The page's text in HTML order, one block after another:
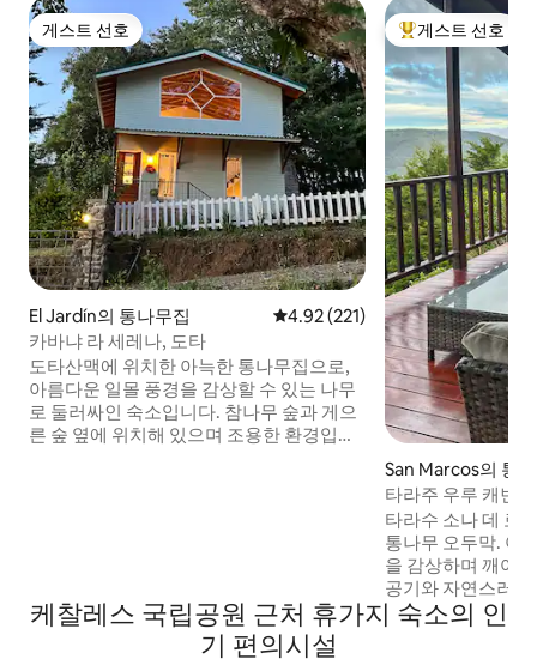
게스트 선호
게스트 선호
El Jardín의 통나무집 평점 4.92점(5점 만점), 후기 221
4.92 (221)
카바냐 라 세레나, 도타
도타산맥에 위치한 아늑한 통나무집으로,
아름다운 일몰 풍경을 감상할 수 있는 나무
로 둘러싸인 숙소입니다. 참나무 숲과 게으
른 숲 옆에 위치해 있으며 조용한 환경입니
능합니다. 4x4 차량을 추천합니다.
상위 게스트 선호
게스트 선호
San Marcos의 통
타라주 우루 캐빈:
타라수 소나 데 로
통나무 오두막. 아
을 감상하며 깨어
공기와 자연스러
람, 인근의 농촌 생
온함을 만끽하세
케찰레스 국립공원 근처 휴가지 숙소의 인
기 편의시설